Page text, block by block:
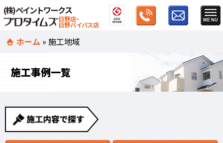
(株)ペイントワークス
日野店・
日野バイパス店
ホーム »施工地域
施工事例一覧